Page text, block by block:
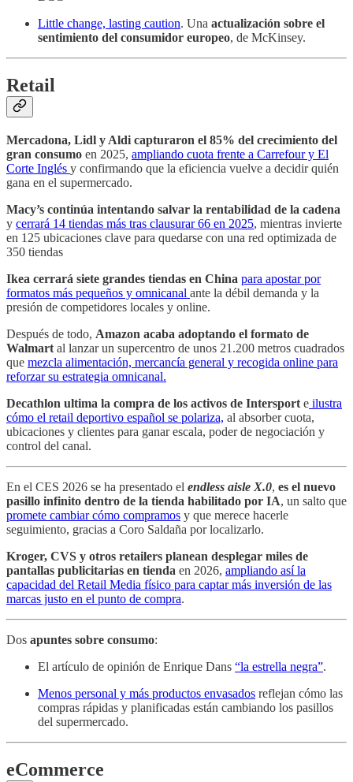
Little change, lasting caution. Una actualización sobre el
sentimiento del consumidor europeo, de McKinsey.
Retail
Mercadona, Lidl y Aldi capturaron el 85% del crecimiento del
gran consumo en 2025, ampliando cuota frente a Carrefour y El
Corte Inglés y confirmando que la eficiencia vuelve a decidir quién
gana en el supermercado.
Macy’s continúa intentando salvar la rentabilidad de la cadena
y cerrará 14 tiendas más tras clausurar 66 en 2025, mientras invierte
en 125 ubicaciones clave para quedarse con una red optimizada de
350 tiendas
Ikea cerrará siete grandes tiendas en China para apostar por
formatos más pequeños y omnicanal ante la débil demanda y la
presión de competidores locales y online.
Después de todo, Amazon acaba adoptando el formato de
Walmart al lanzar un supercentro de unos 21.200 metros cuadrados
que mezcla alimentación, mercancía general y recogida online para
reforzar su estrategia omnicanal.
Decathlon ultima la compra de los activos de Intersport e ilustra
cómo el retail deportivo español se polariza, al absorber cuota,
ubicaciones y clientes para ganar escala, poder de negociación y
control del canal.
En el CES 2026 se ha presentado el endless aisle X.0, es el nuevo
pasillo infinito dentro de la tienda habilitado por IA, un salto que
promete cambiar cómo compramos y que merece hacerle
seguimiento, gracias a Coro Saldaña por localizarlo.
Kroger, CVS y otros retailers planean desplegar miles de
pantallas publicitarias en tienda en 2026, ampliando así la
capacidad del Retail Media físico para captar más inversión de las
marcas justo en el punto de compra.
Dos apuntes sobre consumo:
El artículo de opinión de Enrique Dans “la estrella negra”.
Menos personal y más productos envasados reflejan cómo las
compras rápidas y planificadas están cambiando los pasillos
del supermercado.
eCommerce